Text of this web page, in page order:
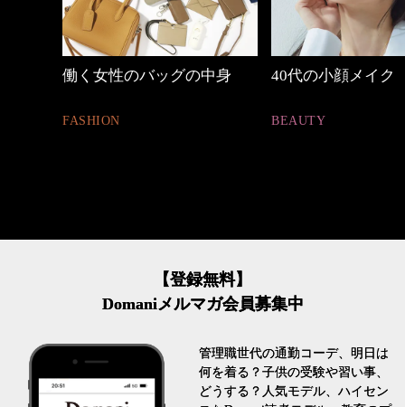
40代の小顔メイク
BEAUTY
【ワーママのきれ
【登録無料】
Domaniメルマガ会員募集中
管理職世代の通勤コーデ、明日は
何を着る？子供の受験や習い事、
どうする？人気モデル、ハイセン